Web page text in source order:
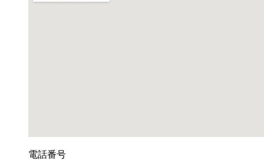
電話番号